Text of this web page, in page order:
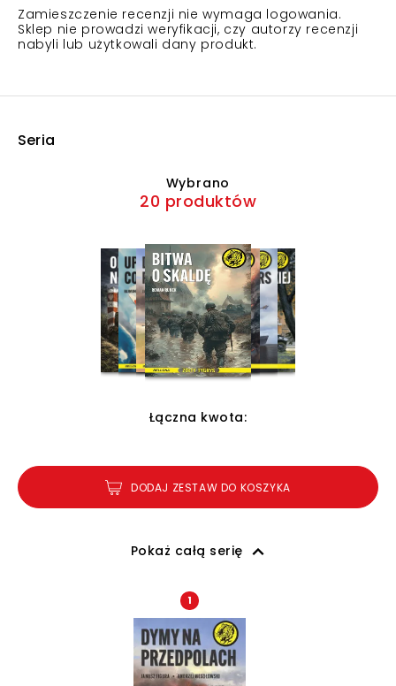
Zamieszczenie recenzji nie wymaga logowania.
Sklep nie prowadzi weryfikacji, czy autorzy recenzji
nabyli lub użytkowali dany produkt.
Seria
Wybrano
20 produktów
Łączna kwota:
DODAJ ZESTAW DO KOSZYKA
Pokaż całą serię
1